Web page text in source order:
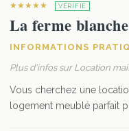
★★★★★ VÉRIFIÉ
La ferme blanche
INFORMATIONS
Plus d'infos sur Location
Vous cherchez une
logement meublé parfait